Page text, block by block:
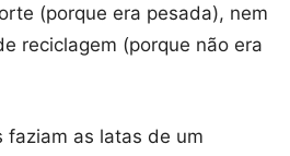
(porque era pesada), nem
reciclagem (porque não era
faziam as latas de um